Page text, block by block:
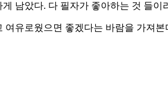
남았다. 다 필자가 좋아하는 것 들이
유로웠으면 좋겠다는 바람을 가져본